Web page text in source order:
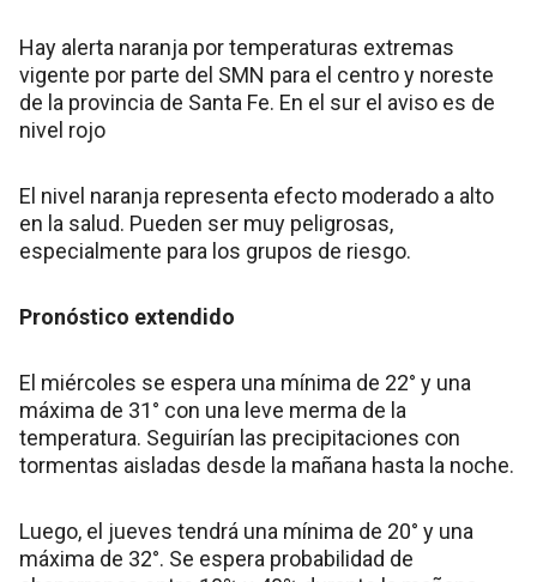
Hay alerta naranja por temperaturas extremas
vigente por parte del SMN para el centro y noreste
de la provincia de Santa Fe. En el sur el aviso es de
nivel rojo
El nivel naranja representa efecto moderado a alto
en la salud. Pueden ser muy peligrosas,
especialmente para los grupos de riesgo.
Pronóstico extendido
El miércoles se espera una mínima de 22° y una
máxima de 31° con una leve merma de la
temperatura. Seguirían las precipitaciones con
tormentas aisladas desde la mañana hasta la noche.
Luego, el jueves tendrá una mínima de 20° y una
máxima de 32°. Se espera probabilidad de